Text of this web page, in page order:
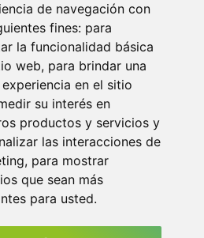
de navegación con
fines: para
la funcionalidad básica
web, para brindar una
en el sitio
su interés en
productos y servicios y
las interacciones de
, para mostrar
que sean más
para usted.